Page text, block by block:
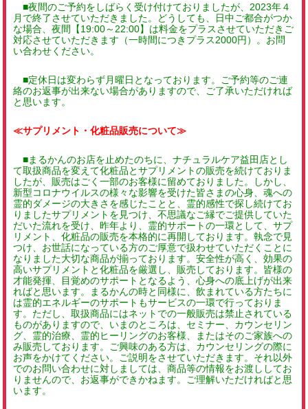
■夜間のご予約をしばらく受け付けておりましたが、2023年４
月で終了させていただきました。どうしても、日中ご都合がつか
な場合、夜間【19:00～22:00】は料金をプラスさせていただきご
対応させていただきます（一時間につきプラス2000円）。お問
い合わせください。
■定休日は変わらず月曜日となっております。ご予約等のご連
絡のお返事が出来ない場合がありますので、ご了承いただければ
と思います。
≪サプリメント・化粧品販売について≫
■まるかんのお店を止めたのちに、ナチュラルケア益田店とし
て取扱商品を変えて化粧品とサプリメントの販売を続けておりま
したが、販売はごく一部のお客様に留めておりました。しかし、
新型コロナウイルスの様々な影響を受けた皆さまの心身、魂への
霊的ダメージの大きさを感じたことと、霊的感性で探し続けてお
りましたサプリメントを見つけ、不思議なご縁でご提供していた
だいた流れを受け、昨年よ り、霊的サポートの一環として、サプ
リメント、化粧品の販売を本格的に再開しております。執念で見
つけ、お世話になっている方のご厚意で扱わせていただくことに
なりました大切な商品が揃っております。安全性が高く、効果の
高いサプリメントと化粧品を厳選し、販売しております。皆様の
才能発揮、目覚めのサポートとなるよう、心身への底上げが出来
ればと思います。まるかんの時と同様に、飲まれている方たちに
は霊的エネルギーのサポートもサービスの一環で行っておりま
す。ただし、取扱商品にはネットでの一般販売は禁止されている
ものがありますので、いまのところは、セミナー、カウンセリン
グ、霊的治療、霊的ヒーリングのお客様、またはそのご家族への
み販売しております。ご興味のある方は、カウンセリングの際に
お声をかけてください。ご説明をさせていただきます。それ以外
でのお問い合わせに対しましては、商品等の情報をお渡ししてお
りませんので、お返事ができかねます。ご理解いただければと思
います。